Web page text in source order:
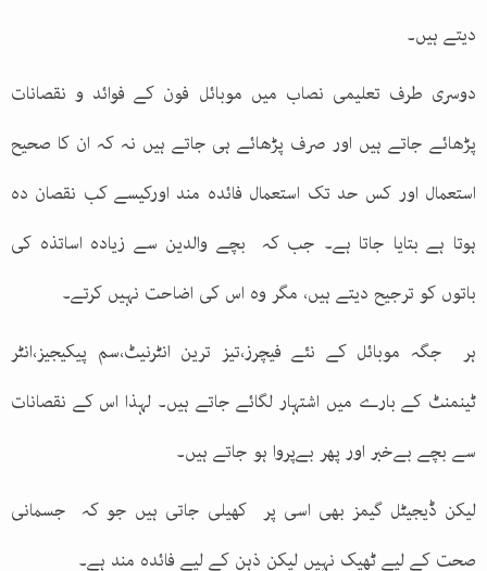
دیتے ہیں۔
دوسری طرف تعلیمی نصاب میں موبائل فون کے فوائد و نقصانات
پڑھائے جاتے ہیں اور صرف پڑھائے ہی جاتے ہیں نہ کہ ان کا صحیح
استعمال اور کس حد تک استعمال فائدہ مند اورکیسے کب نقصان دہ
ہوتا ہے بتایا جاتا ہے۔ جب کہ بچے والدین سے زیادہ اساتذہ کی
باتوں کو ترجیح دیتے ہیں، مگر وہ اس کی اضاحت نہیں کرتے۔
ہر جگہ موبائل کے نئے فیچرز،تیز ترین انٹرنیٹ،سم پیکیجیز،انٹر
ٹینمنٹ کے بارے میں اشتہار لگائے جاتے ہیں۔ لہذا اس کے نقصانات
سے بچے بےخبر اور پھر بےپروا ہو جاتے ہیں۔
لیکن ڈیجیٹل گیمز بھی اسی پر کھیلی جاتی ہیں جو کہ جسمانی
صحت کے لیے ٹھیک نہیں لیکن ذہن کے لیے فائدہ مند ہے۔